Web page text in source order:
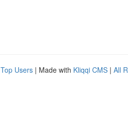
Top Users | Made with Kliqqi CMS | All